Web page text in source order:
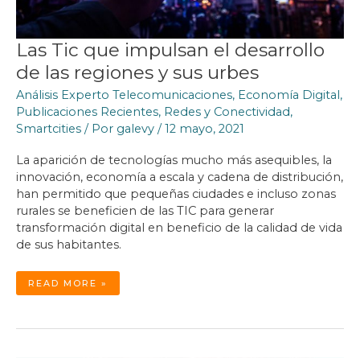
Las Tic que impulsan el desarrollo
de las regiones y sus urbes
Análisis Experto Telecomunicaciones, Economía Digital,
Publicaciones Recientes, Redes y Conectividad,
Smartcities / Por galevy /12 mayo, 2021
La aparición de tecnologías mucho más asequibles, la
innovación, economía a escala y cadena de distribución,
han permitido que pequeñas ciudades e incluso zonas
rurales se beneficien de las TIC para generar
transformación digital en beneficio de la calidad de vida
de sus habitantes.
LAS
TIC
QUE
DE
READ MORE »